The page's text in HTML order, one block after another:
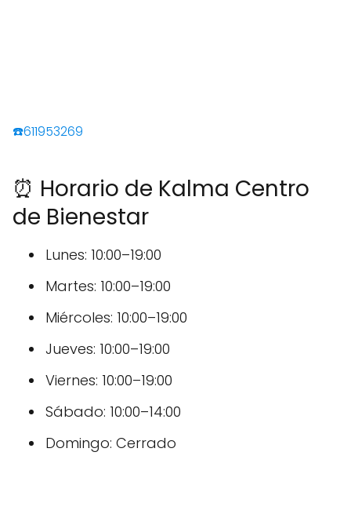
☎️611953269
⏰ Horario de Kalma Centro
de Bienestar
Lunes: 10:00–19:00
Martes: 10:00–19:00
Miércoles: 10:00–19:00
Jueves: 10:00–19:00
Viernes: 10:00–19:00
Sábado: 10:00–14:00
Domingo: Cerrado